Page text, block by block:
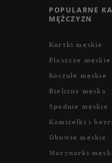
POPULARNE
MĘŻCZYZN
Kurtki męskie
Płaszcze męskie
Koszule męskie
Bielizna męska
Spodnie męskie
Kamizelki i
Obuwie męskie
Marynarki